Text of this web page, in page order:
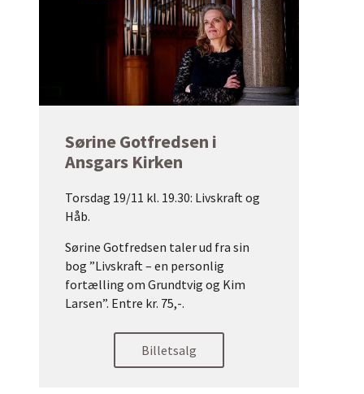
Sørine Gotfredsen i
Ansgars Kirken
Torsdag 19/11 kl. 19.30: Livskraft og
Håb.
Sørine Gotfredsen taler ud fra sin
bog ”Livskraft – en personlig
fortælling om Grundtvig og Kim
Larsen”. Entre kr. 75,-.
Billetsalg